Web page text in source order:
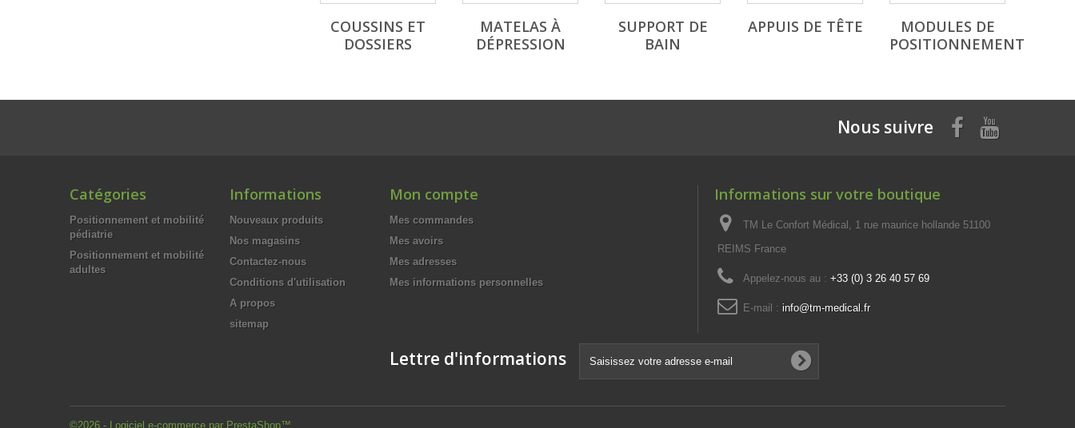
COUSSINS ET
DOSSIERS
MATELAS À
DÉPRESSION
SUPPORT DE
BAIN
APPUIS DE TÊTE
MODULES DE
POSITIONNEMENT
Nous suivre
Catégories
Positionnement et mobilité
pédiatrie
Positionnement et mobilité
adultes
Informations
Nouveaux produits
Nos magasins
Contactez-nous
Conditions d'utilisation
A propos
sitemap
©2026 - Logiciel e-commerce par PrestaShop™
Mon compte
Mes commandes
Mes avoirs
Mes adresses
Mes informations personnelles
Informations sur votre boutique
TM Le Confort Médical, 1 rue maurice hollande 51100
REIMS France
Appelez-nous au : +33 (0) 3 26 40 57 69
E-mail : info@tm-medical.fr
Lettre d'informations